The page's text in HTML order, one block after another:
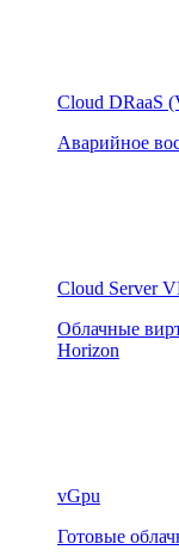
Cloud DRaaS
Аварийное
Cloud Server
Облачные
Horizon
vGpu
Готовые